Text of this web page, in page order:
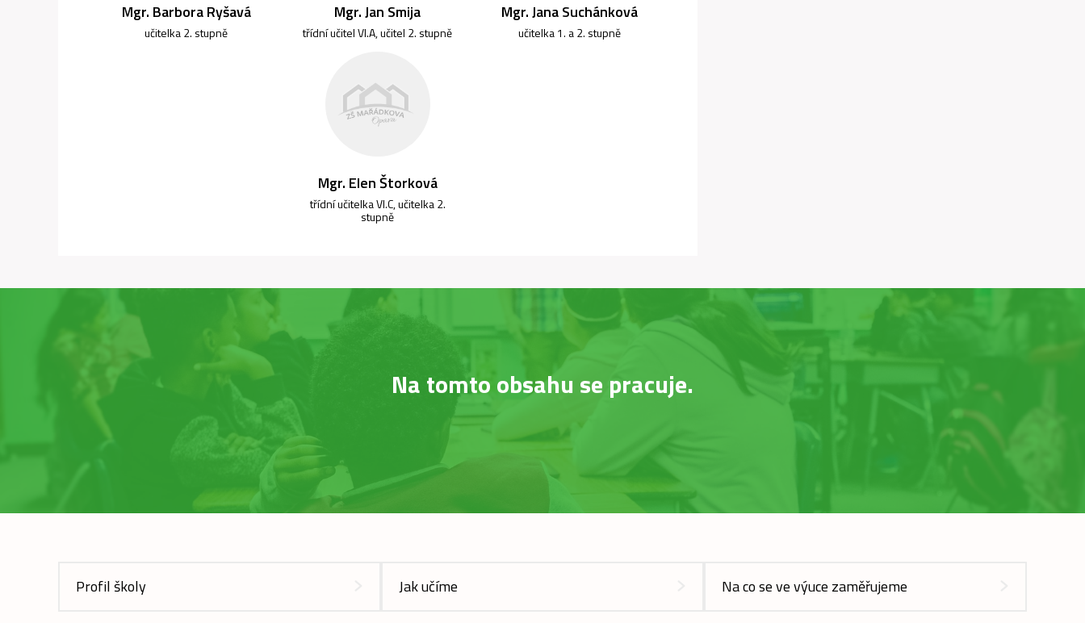
Mgr. Barbora Ryšavá
učitelka 2. stupně
Mgr. Jan Smija
třídní učitel VI.A, učitel 2. stupně
Mgr. Jana Suchánková
učitelka 1. a 2. stupně
Mgr. Elen Štorková
třídní učitelka VI.C, učitelka 2.
stupně
Na tomto obsahu se pracuje.
Profil školy Jak učíme Na co se ve výuce zaměřujeme